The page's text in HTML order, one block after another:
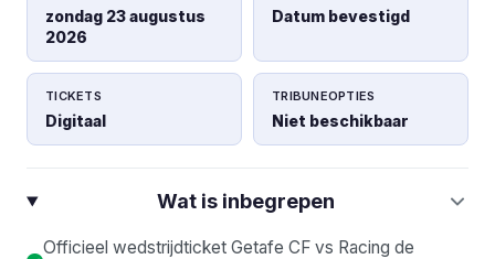
zondag 23 augustus
2026
Datum bevestigd
TICKETS
Digitaal
TRIBUNEOPTIES
Niet beschikbaar
Wat is inbegrepen
Officieel wedstrijdticket Getafe CF vs Racing de